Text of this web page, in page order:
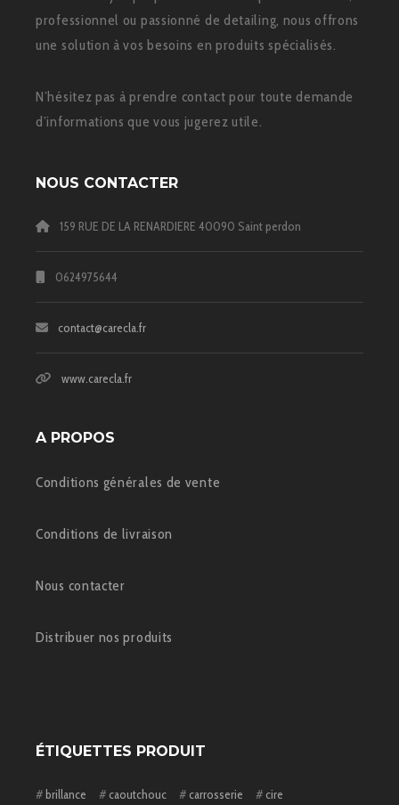
professionnel ou passionné de detailing, nous offrons
une solution à vos besoins en produits spécialisés.
N’hésitez pas à prendre contact pour toute demande
d’informations que vous jugerez utile.
NOUS CONTACTER
159 RUE DE LA RENARDIERE 40090 Saint perdon
0624975644
contact@carecla.fr
www.carecla.fr
A PROPOS
Conditions générales de vente
Conditions de livraison
Nous contacter
Distribuer nos produits
ÉTIQUETTES PRODUIT
brillance caoutchouc carrosserie cire